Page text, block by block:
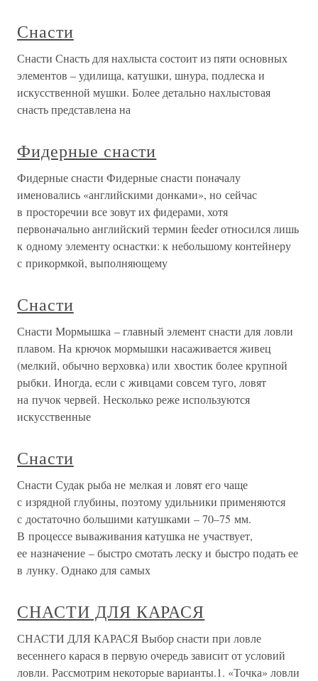
Снасти
Снасти Снасть для нахлыста состоит из пяти основных
элементов – удилища, катушки, шнура, подлеска и
искусственной мушки. Более детально нахлыстовая
снасть представлена на
Фидерные снасти
Фидерные снасти Фидерные снасти поначалу
именовались «английскими донками», но сейчас
в просторечии все зовут их фидерами, хотя
первоначально английский термин feeder относился лишь
к одному элементу оснастки: к небольшому контейнеру
с прикормкой, выполняющему
Снасти
Снасти Мормышка – главный элемент снасти для ловли
плавом. На крючок мормышки насаживается живец
(мелкий, обычно верховка) или хвостик более крупной
рыбки. Иногда, если с живцами совсем туго, ловят
на пучок червей. Несколько реже используются
искусственные
Снасти
Снасти Судак рыба не мелкая и ловят его чаще
с изрядной глубины, поэтому удильники применяются
с достаточно большими катушками – 70–75 мм.
В процессе вываживания катушка не участвует,
ее назначение – быстро смотать леску и быстро подать ее
в лунку. Однако для самых
СНАСТИ ДЛЯ КАРАСЯ
СНАСТИ ДЛЯ КАРАСЯ Выбор снасти при ловле
весеннего карася в первую очередь зависит от условий
ловли. Рассмотрим некоторые варианты.1. «Точка» ловли